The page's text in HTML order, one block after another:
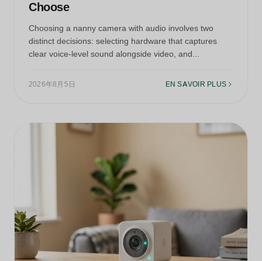
Choose
Choosing a nanny camera with audio involves two
distinct decisions: selecting hardware that captures
clear voice-level sound alongside video, and...
2026年8月5日 EN SAVOIR PLUS